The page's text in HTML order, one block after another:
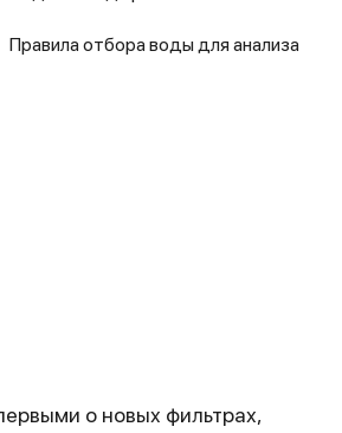
Правила отбора воды для анализа
о новых фильтрах,